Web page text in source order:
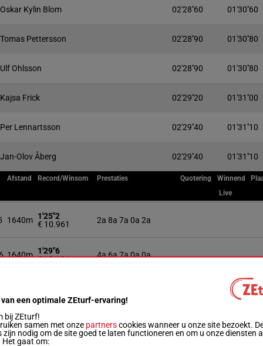
Oskar Kylin Blom 02'28''60 01'30''60
Tomas Pettersson 02'28''90 01'30''80
Ulf Ohlsson 02'28''90 01'30''80
Kajsa Frick 02'29''20 01'31''00
Per Lennartsson 02'29''40 01'31''10
Jan-Olov Åberg 02'29''40 01'31''10
Afstand Record/Winsom Prestaties Quotering Winnend
Live
1640m 1'25"2
€ 10.961
2a 8a 7a 0a 2a
1640m 1'29"6
€ 12.101
4a 6a 7a 0a 0a
1640m
1'25"2
€ 12.353
5a 1a 0a 5a 2a
een optimale ZEturf-ervaring!
bij ZEturf!
samen met onze partnerscookies wanneer u onze site bezoekt.
zijn nodig om de site goed te laten functioneren en om u onze diensten
Het gaat om: